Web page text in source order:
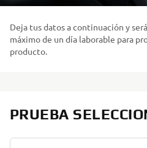
Deja tus datos a continuación y
máximo de un día laborable para
producto.
PRUEBA